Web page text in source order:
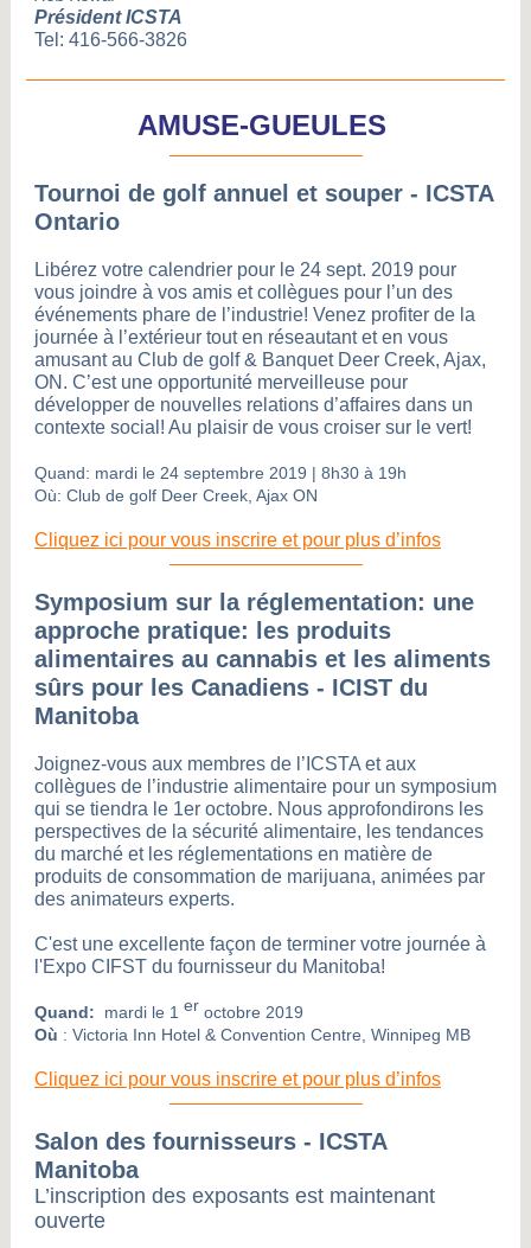
Président ICSTA
Tel: 416-566-3826
AMUSE-GUEULES
Tournoi de golf annuel et souper - ICSTA
Ontario
Libérez votre calendrier pour le 24 sept. 2019 pour
vous joindre à vos amis et collègues pour l’un des
événements phare de l’industrie! Venez profiter de la
journée à l’extérieur tout en réseautant et en vous
amusant au Club de golf & Banquet Deer Creek, Ajax,
ON. C’est une opportunité merveilleuse pour
développer de nouvelles relations d’affaires dans un
contexte social! Au plaisir de vous croiser sur le vert!
Quand: mardi le 24 septembre 2019 | 8h30 à 19h
Où: Club de golf Deer Creek, Ajax ON
Cliquez ici pour vous inscrire et pour plus d’infos
Symposium sur la réglementation: une
approche pratique: les produits
alimentaires au cannabis et les aliments
sûrs pour les Canadiens - ICIST du
Manitoba
Joignez-vous aux membres de l’ICSTA et aux
collègues de l’industrie alimentaire pour un symposium
qui se tiendra le 1er octobre. Nous approfondirons les
perspectives de la sécurité alimentaire, les tendances
du marché et les réglementations en matière de
produits de consommation de marijuana, animées par
des animateurs experts.
C'est une excellente façon de terminer votre journée à
l'Expo CIFST du fournisseur du Manitoba!
Quand: mardi le 1 er octobre 2019
Où : Victoria Inn Hotel & Convention Centre, Winnipeg MB
Cliquez ici pour vous inscrire et pour plus d’infos
Salon des fournisseurs - ICSTA
Manitoba
L’inscription des exposants est maintenant
ouverte